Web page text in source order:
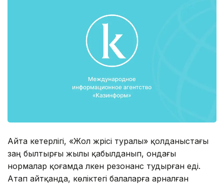
Айта кетерлігі, «Жол жүрісі туралы» қолданыстағы
заң былтырғы жылы қабылданып, ондағы
нормалар қоғамда үлкен резонанс тудырған еді.
Атап айтқанда, көліктегі балаларға арналған